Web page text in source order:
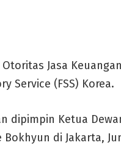
Jasa
Service (FSS) Korea.
dipimpin Ketua
Bokhyun di Jakarta,